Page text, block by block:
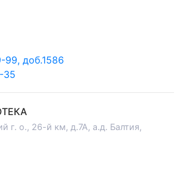
доб.1586
35
г. о., 26-й км, д.7А, а.д. Балтия,